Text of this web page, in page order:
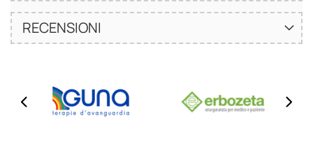
RECENSIONI